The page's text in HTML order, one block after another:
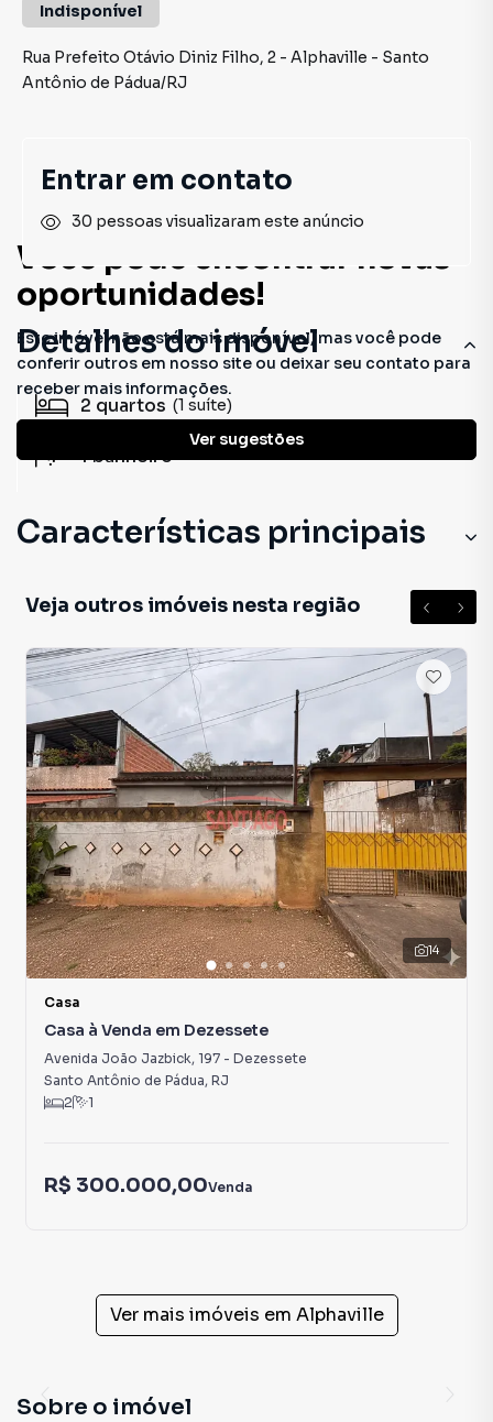
Você pode encontrar novas
oportunidades!
Este imóvel não está mais disponível, mas você pode
conferir outros em nosso site ou deixar seu contato para
receber mais informações.
Ver sugestões
Detalhes do imóvel
2 quartos (1 suíte)
1banheiro
Características principais
Veja outros imóveis nesta região
14
Casa
Casa à Venda em Dezessete
Avenida João Jazbick, 197 - Dezessete
Santo Antônio de Pádua, RJ
2
1
R$ 300.000,00Venda
Ver mais imóveis em Alphaville
Sobre o imóvel
Indisponível
Rua Prefeito Otávio Diniz Filho, 2 - Alphaville - Santo
Antônio de Pádua/RJ
Entrar em contato
30 pessoas visualizaram este anúncio